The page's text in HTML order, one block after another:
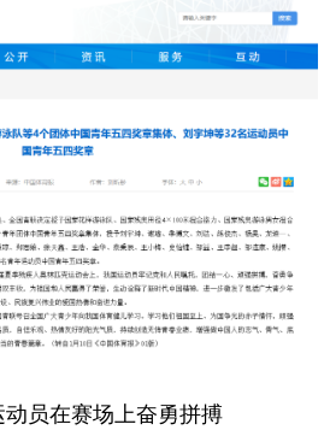
动员在赛场上奋勇拼搏